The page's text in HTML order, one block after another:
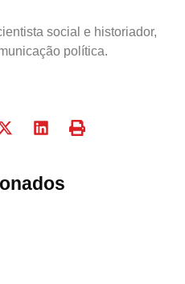
social e historiador,
política.